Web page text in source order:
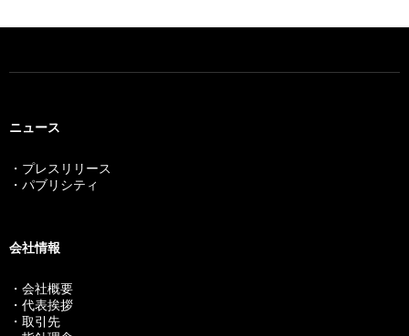
ニュース
・プレスリリース
・パブリシティ
会社情報
・会社概要
・代表挨拶
・取引先